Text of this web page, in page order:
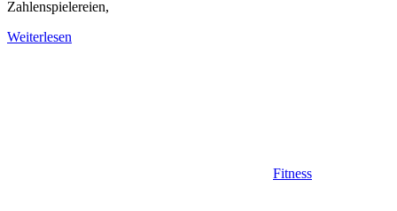
Zahlenspielereien,
Weiterlesen
Fitness